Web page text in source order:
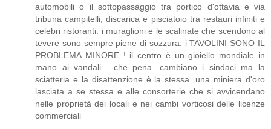
automobili o il sottopassaggio tra portico d'ottavia e via
tribuna campitelli, discarica e pisciatoio tra restauri infiniti e
celebri ristoranti. i muraglioni e le scalinate che scendono al
tevere sono sempre piene di sozzura. i TAVOLINI SONO IL
PROBLEMA MINORE ! il centro è un gioiello mondiale in
mano ai vandali... che pena. cambiano i sindaci ma la
sciatteria e la disattenzione è la stessa. una miniera d'oro
lasciata a se stessa e alle consorterie che si avvicendano
nelle proprietà dei locali e nei cambi vorticosi delle licenze
commerciali